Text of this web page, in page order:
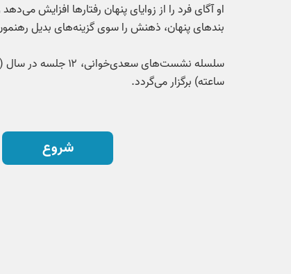
او آگای فرد را از زوایای پنهان رفتارها افزایش می‌دهد
بندهای پنهان، ذهنش را سوی گزینه‌های بدیل
ساعته) برگزار می‌گردد.
شروع